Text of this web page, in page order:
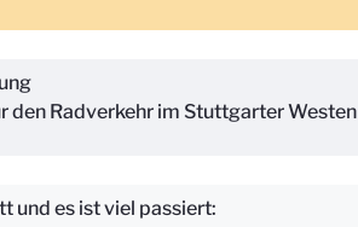
den Radverkehr im Stuttgarter Westen
und es ist viel passiert: